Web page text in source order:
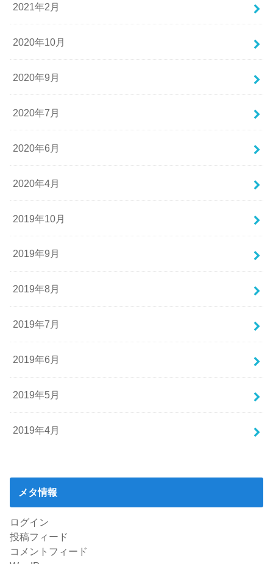
2021年2月
2020年10月
2020年9月
2020年7月
2020年6月
2020年4月
2019年10月
2019年9月
2019年8月
2019年7月
2019年6月
2019年5月
2019年4月
メタ情報
ログイン
投稿フィード
コメントフィード